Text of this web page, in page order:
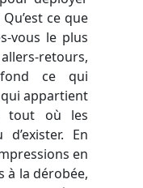
ce que
vous le plus
retours,
ce qui
appartient
tout où les
En
en
à la dérobée,